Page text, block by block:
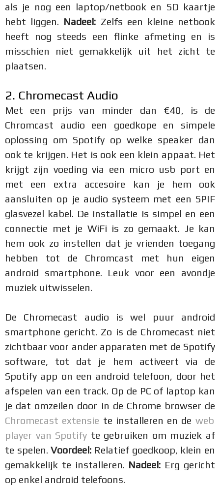
als je nog een laptop/netbook en SD kaartje
hebt liggen. Nadeel: Zelfs een kleine netbook
heeft nog steeds een flinke afmeting en is
misschien niet gemakkelijk uit het zicht te
plaatsen.
2. Chromecast Audio
Met een prijs van minder dan €40, is de
Chromcast audio een goedkope en simpele
oplossing om Spotify op welke speaker dan
ook te krijgen. Het is ook een klein appaat. Het
krijgt zijn voeding via een micro usb port en
met een extra accesoire kan je hem ook
aansluiten op je audio systeem met een SPIF
glasvezel kabel. De installatie is simpel en een
connectie met je WiFi is zo gemaakt. Je kan
hem ook zo instellen dat je vrienden toegang
hebben tot de Chromcast met hun eigen
android smartphone. Leuk voor een avondje
muziek uitwisselen.
De Chromecast audio is wel puur android
smartphone gericht. Zo is de Chromecast niet
zichtbaar voor ander apparaten met de Spotify
software, tot dat je hem activeert via de
Spotify app on een android telefoon, door het
afspelen van een track. Op de PC of laptop kan
je dat omzeilen door in de Chrome browser de
Chromecast extensie te installeren en de web
player van Spotify te gebruiken om muziek af
te spelen.Voordeel: Relatief goedkoop, klein en
gemakkelijk te installeren. Nadeel: Erg gericht
op enkel android telefoons.